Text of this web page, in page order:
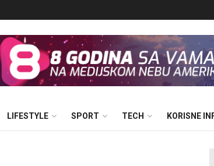
LIFESTYLE SPORT TECH KORISNE